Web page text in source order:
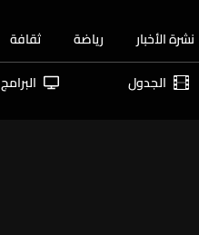
نشرة الأخبار رياضة ثقافة
الجدول البرامج